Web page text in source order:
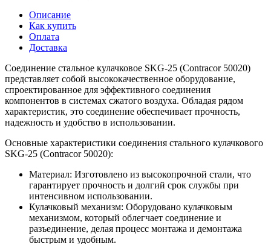
Описание
Как купить
Оплата
Доставка
Соединение стальное кулачковое SKG-25 (Contracor 50020)
представляет собой высококачественное оборудование,
спроектированное для эффективного соединения
компонентов в системах сжатого воздуха. Обладая рядом
характеристик, это соединение обеспечивает прочность,
надежность и удобство в использовании.
Основные характеристики соединения стального кулачкового
SKG-25 (Contracor 50020):
Материал: Изготовлено из высокопрочной стали, что
гарантирует прочность и долгий срок службы при
интенсивном использовании.
Кулачковый механизм: Оборудовано кулачковым
механизмом, который облегчает соединение и
разъединение, делая процесс монтажа и демонтажа
быстрым и удобным.